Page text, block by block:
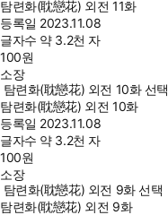
탐련화(耽戀花) 외전 11화
등록일 2023.11.08
글자수 약 3.2천 자
100원
소장
탐련화(耽戀花) 외전 10화 선택
탐련화(耽戀花) 외전 10화
등록일 2023.11.08
글자수 약 3.2천 자
100원
소장
탐련화(耽戀花) 외전 9화 선택
탐련화(耽戀花) 외전 9화